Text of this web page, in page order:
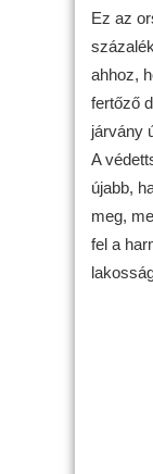
Ez az
ahhoz,
fertőző
járvány
A
újabb,
meg,
fel a